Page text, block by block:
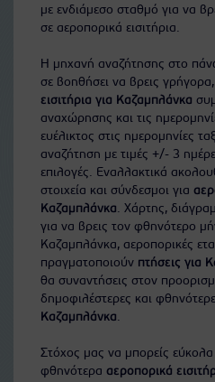
με ενδιάμεσο σταθμό για να
σε αεροπορικά εισιτήρια.
Η μηχανή αναζήτησης στο
σε βοηθήσει να βρεις
εισιτήρια για Καζαμπλάνκα
αναχώρησης και τις
ευέλικτος στις ημερομηνίες
αναζήτηση με τιμές +/- 3
επιλογές. Εναλλακτικά
στοιχεία και σύνδεσμοι για
Καζαμπλάνκα. Χάρτης,
για να βρεις τον φθηνότερο
Καζαμπλάνκα, αεροπορικές
πραγματοποιούν πτήσεις για
θα συναντήσεις στον
δημοφιλέστερες και
Καζαμπλάνκα.
Στόχος μας να μπορείς
φθηνότερα αεροπορικά